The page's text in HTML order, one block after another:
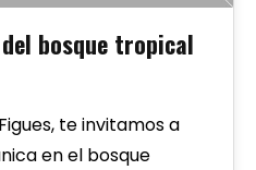
bosque tropical
te invitamos a
en el bosque